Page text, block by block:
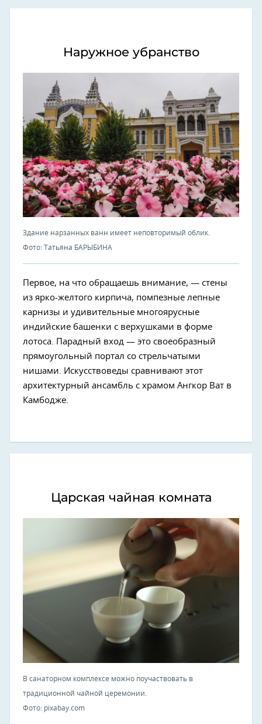
Наружное убранство
Здание нарзанных ванн имеет неповторимый облик.
Фото: Татьяна БАРЫБИНА
Первое, на что обращаешь внимание, — стены
из ярко-желтого кирпича, помпезные лепные
карнизы и удивительные многоярусные
индийские башенки с верхушками в форме
лотоса. Парадный вход — это своеобразный
прямоугольный портал со стрельчатыми
нишами. Искусствоведы сравнивают этот
архитектурный ансамбль с храмом Ангкор Ват в
Камбодже.
Царская чайная комната
В санаторном комплексе можно поучаствовать в
традиционной чайной церемонии.
Фото: pixabay.com